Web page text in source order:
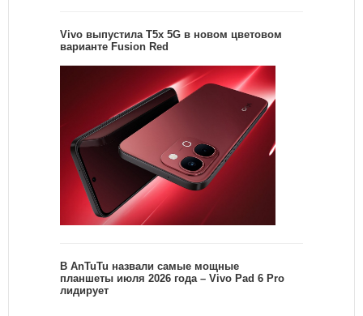
Vivo выпустила T5x 5G в новом цветовом
варианте Fusion Red
В AnTuTu назвали самые мощные
планшеты июля 2026 года – Vivo Pad 6 Pro
лидирует